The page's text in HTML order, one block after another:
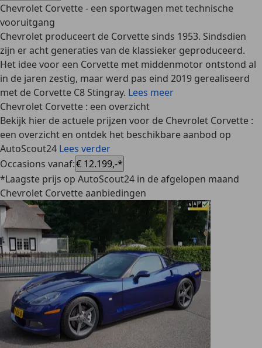
Chevrolet Corvette - een sportwagen met technische
vooruitgang
Chevrolet produceert de Corvette sinds 1953. Sindsdien
zijn er acht generaties van de klassieker geproduceerd.
Het idee voor een Corvette met middenmotor ontstond al
in de jaren zestig, maar werd pas eind 2019 gerealiseerd
met de Corvette C8 Stingray. Lees meer
Chevrolet Corvette : een overzicht
Bekijk hier de actuele prijzen voor de Chevrolet Corvette :
een overzicht en ontdek het beschikbare aanbod op
AutoScout24 Lees verder
Occasions vanaf:€ 12.199,-*
*Laagste prijs op AutoScout24 in de afgelopen maand
Chevrolet Corvette aanbiedingen